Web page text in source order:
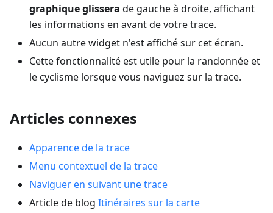
graphique glissera de gauche à droite, affichant
les informations en avant de votre trace.
Aucun autre widget n'est affiché sur cet écran.
Cette fonctionnalité est utile pour la randonnée et
le cyclisme lorsque vous naviguez sur la trace.
Articles connexes
Apparence de la trace
Menu contextuel de la trace
Naviguer en suivant une trace
Article de blog Itinéraires sur la carte